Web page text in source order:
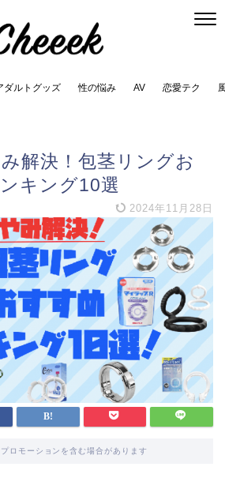
ダルトグッズ 性の悩み AV 恋愛テク
解決！包茎リングお
キング10選
2024年11月28日
ロモーションを含む場合があります